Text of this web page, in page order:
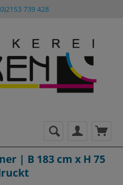
739 428
| B 183 cm x H 75